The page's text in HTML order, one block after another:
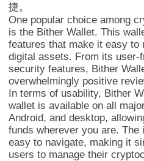
捷。
One popular choice among
is the Bither Wallet. This
features that make it easy to
digital assets. From its user-
security features, Bither
overwhelmingly positive
In terms of usability, Bither
wallet is available on all
Android, and desktop,
funds wherever you are.
easy to navigate, making it
users to manage their